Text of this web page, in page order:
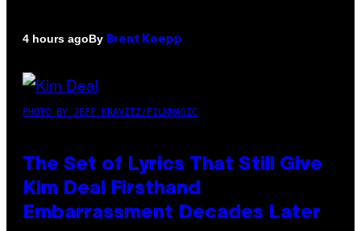
4 hours agoBy Brent Koepp
PHOTO BY JEFF KRAVITZ/FILMMAGIC
The Set of Lyrics That Still Give
Kim Deal Firsthand
Embarrassment Decades Later